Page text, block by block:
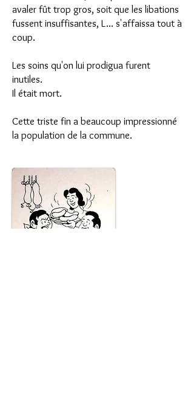
avaler fût trop gros, soit que les libations
fussent insuffisantes, L... s'affaissa tout à
coup.
Les soins qu'on lui prodigua furent
inutiles.
Il était mort.
Cette triste fin a beaucoup impressionné
la population de la commune.